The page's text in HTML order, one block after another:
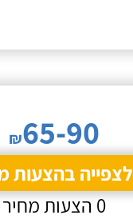
₪65-90
לצפייה בהצעות
0 הצעות מחיר